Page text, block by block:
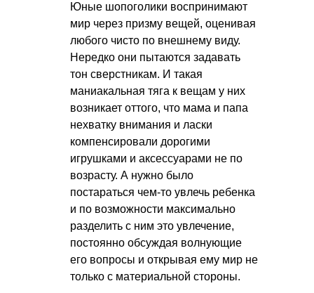
Юные шопоголики воспринимают
мир через призму вещей, оценивая
любого чисто по внешнему виду.
Нередко они пытаются задавать
тон сверстникам. И такая
маниакальная тяга к вещам у них
возникает оттого, что мама и папа
нехватку внимания и ласки
компенсировали дорогими
игрушками и аксессуарами не по
возрасту. А нужно было
постараться чем-то увлечь ребенка
и по возможности максимально
разделить с ним это увлечение,
постоянно обсуждая волнующие
его вопросы и открывая ему мир не
только с материальной стороны.